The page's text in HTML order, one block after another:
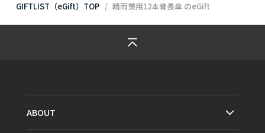
GIFTLIST（eGift）TOP 晴雨兼用12本骨長傘 のeGift
ABOUT